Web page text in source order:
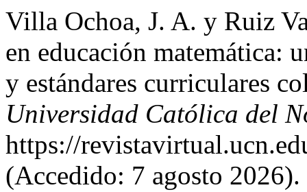
Villa Ochoa, J. A. y Ruiz
en educación matemática:
y estándares curriculares
Universidad Católica del
https://
(Accedido: 7 agosto 2026).